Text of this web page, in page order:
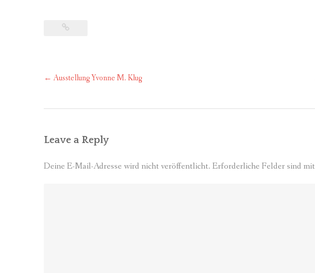
Post
← Ausstellung Yvonne M. Klug
Leave a Reply
Deine E-Mail-Adresse wird nicht veröffentlicht. Erforderliche Felder sind mit